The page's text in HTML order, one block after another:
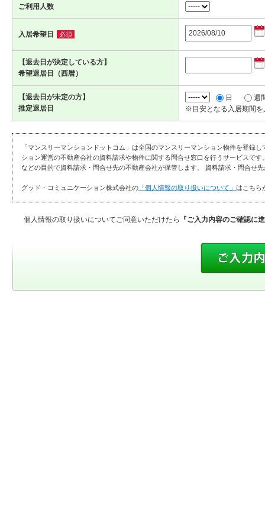
ご利用人数
入居希望日 必須
【退去日が決定している方】
希望退居日（西暦）
【退去日が未定の方】
推定退居日
日
週
※目安となる入居期間を
「マンスリーマンションドットコム」は全国のマンスリーマンション物件を登録
ション運営の不動産会社の資料請求や物件に関する問合せ窓口を行うサービスで
などの目的で資料請求・問合せ先の不動産会社が保管します。 資料請求・問合せ
グッド・コミュニケーション株式会社の 「個人情報の取り扱いについて」 はこちら
個人情報の取り扱いについてご同意いただけたら 『ご入力内容のご確認に